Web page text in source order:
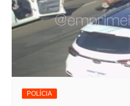
POLÍCIA